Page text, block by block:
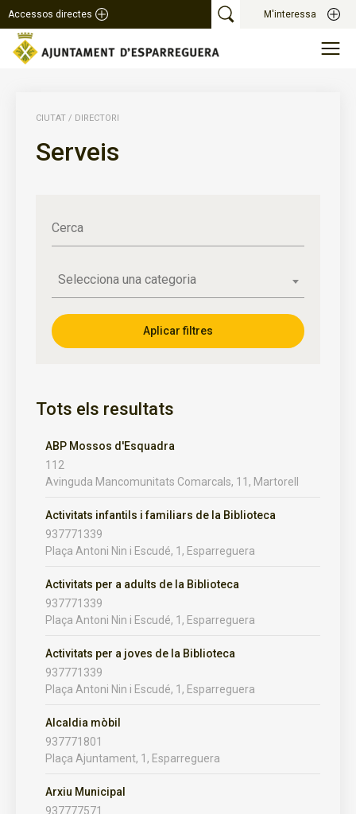
Accessos directes M'interessa
CIUTAT / DIRECTORI
Serveis
Cerca
Selecciona una categoria
Tots els resultats
ABP Mossos d'Esquadra
112
Avinguda Mancomunitats Comarcals, 11, Martorell
Activitats infantils i familiars de la Biblioteca
937771339
Plaça Antoni Nin i Escudé, 1, Esparreguera
Activitats per a adults de la Biblioteca
937771339
Plaça Antoni Nin i Escudé, 1, Esparreguera
Activitats per a joves de la Biblioteca
937771339
Plaça Antoni Nin i Escudé, 1, Esparreguera
Alcaldia mòbil
937771801
Plaça Ajuntament, 1, Esparreguera
Arxiu Municipal
937777571